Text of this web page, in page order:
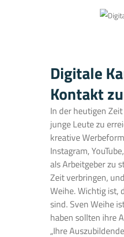
Digitale
Kontakt
In der heutigen
junge Leute zu
kreative
Instagram,
als Arbeitgeber zu
Zeit verbringen,
Weihe. Wichtig ist,
sind. Sven Weihe
haben sollten ihre
„Ihre